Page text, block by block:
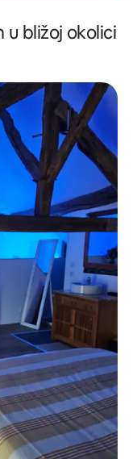
u bližoj okolici